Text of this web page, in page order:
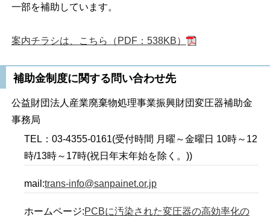
一部を補助しています。
案内チラシは、こちら（PDF：538KB）
補助金制度に関する問い合わせ先
公益財団法人産業廃棄物処理事業振興財団変圧器補助金
事務局
TEL：03-4355-0161(受付時間 月曜～金曜日 10時～12
時/13時～17時(祝日年末年始を除く。))
mail:trans-info@sanpainet.or.jp
ホームページ:PCBに汚染された変圧器の高効率化の